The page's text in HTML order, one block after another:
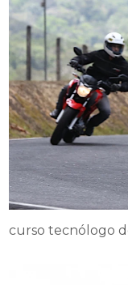
curso tecnólogo